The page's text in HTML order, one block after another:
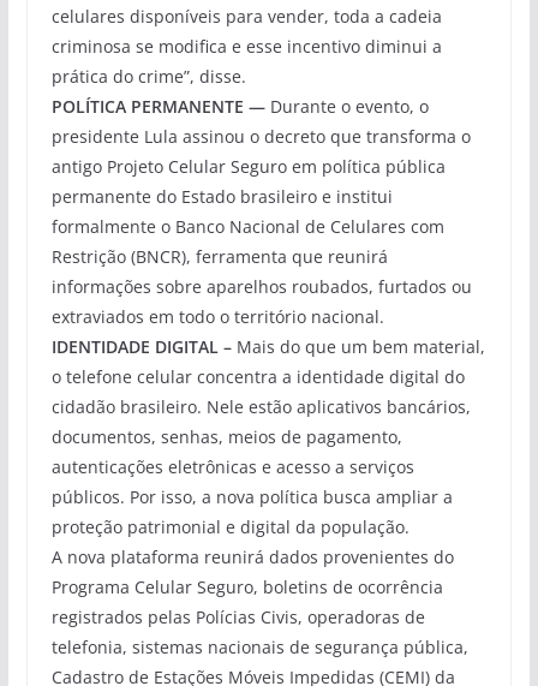
celulares disponíveis para vender, toda a cadeia
criminosa se modifica e esse incentivo diminui a
prática do crime”, disse.
POLÍTICA PERMANENTE —Durante o evento, o
presidente Lula assinou o decreto que transforma o
antigo Projeto Celular Seguro em política pública
permanente do Estado brasileiro e institui
formalmente o Banco Nacional de Celulares com
Restrição (BNCR), ferramenta que reunirá
informações sobre aparelhos roubados, furtados ou
extraviados em todo o território nacional.
IDENTIDADE DIGITAL –Mais do que um bem material,
o telefone celular concentra a identidade digital do
cidadão brasileiro. Nele estão aplicativos bancários,
documentos, senhas, meios de pagamento,
autenticações eletrônicas e acesso a serviços
públicos. Por isso, a nova política busca ampliar a
proteção patrimonial e digital da população.
A nova plataforma reunirá dados provenientes do
Programa Celular Seguro, boletins de ocorrência
registrados pelas Polícias Civis, operadoras de
telefonia, sistemas nacionais de segurança pública,
Cadastro de Estações Móveis Impedidas (CEMI) da